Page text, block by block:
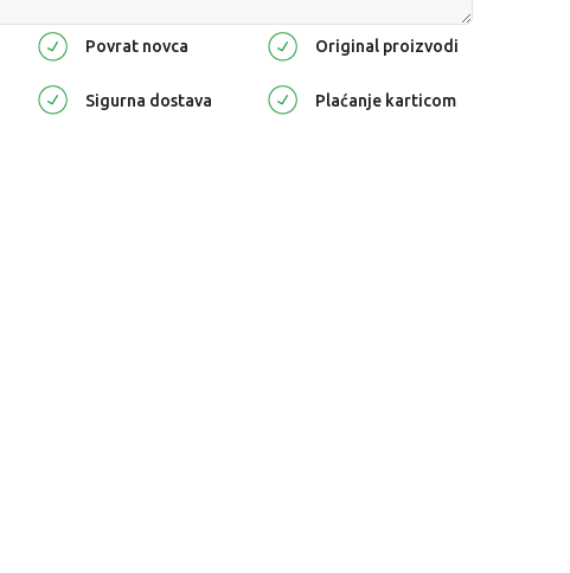
Povrat novca Original proizvodi
Sigurna dostava Plaćanje karticom